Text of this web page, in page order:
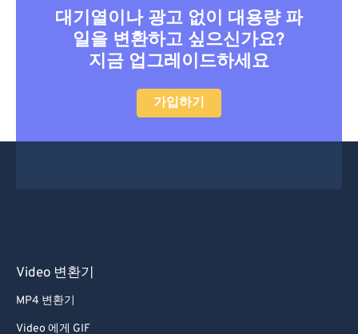
대기열이나 광고 없이 대용량 파
일을 변환하고 싶으신가요?
지금 업그레이드하세요
가입하기
Video 변환기
MP4 변환기
Video 에게 GIF